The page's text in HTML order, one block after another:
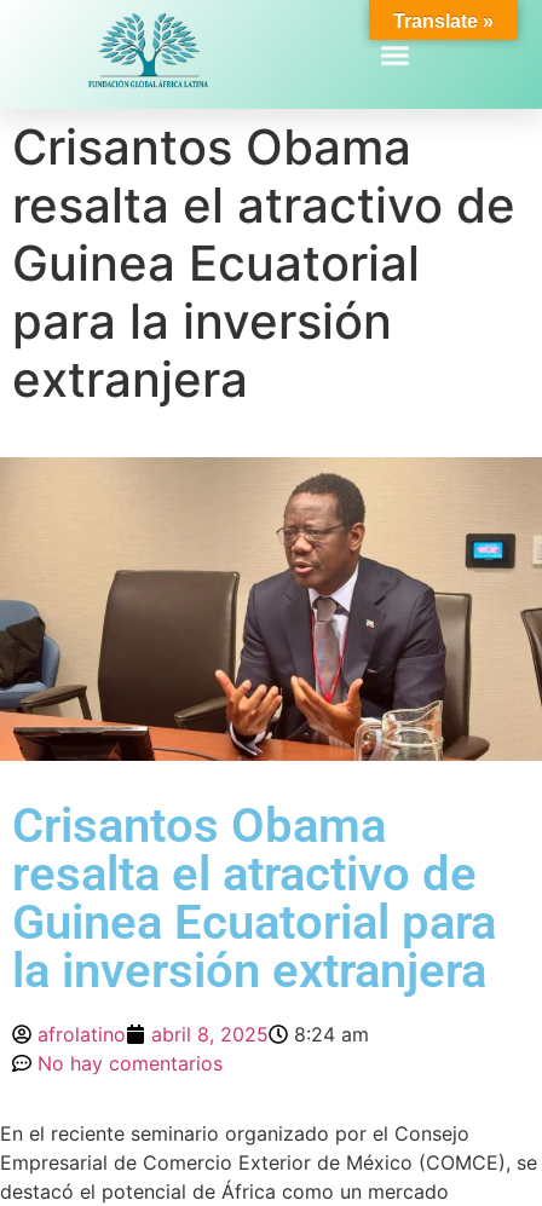
Crisantos Obama
resalta el atractivo de
Guinea Ecuatorial
para la inversión
extranjera
Crisantos Obama
resalta el atractivo de
Guinea Ecuatorial para
la inversión extranjera
afrolatino abril 8, 2025
8:24 am
No hay comentarios
En el reciente seminario organizado por el Consejo
Empresarial de Comercio Exterior de México (COMCE), se
destacó el potencial de África como un mercado
Translate »